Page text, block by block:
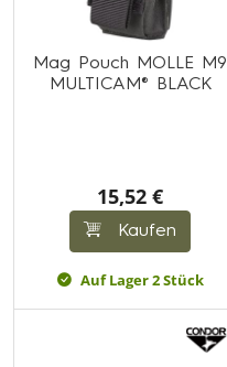
Mag Pouch MOLLE M9
MULTICAM® BLACK
15,52 €
Kaufen
Auf Lager 2 Stück